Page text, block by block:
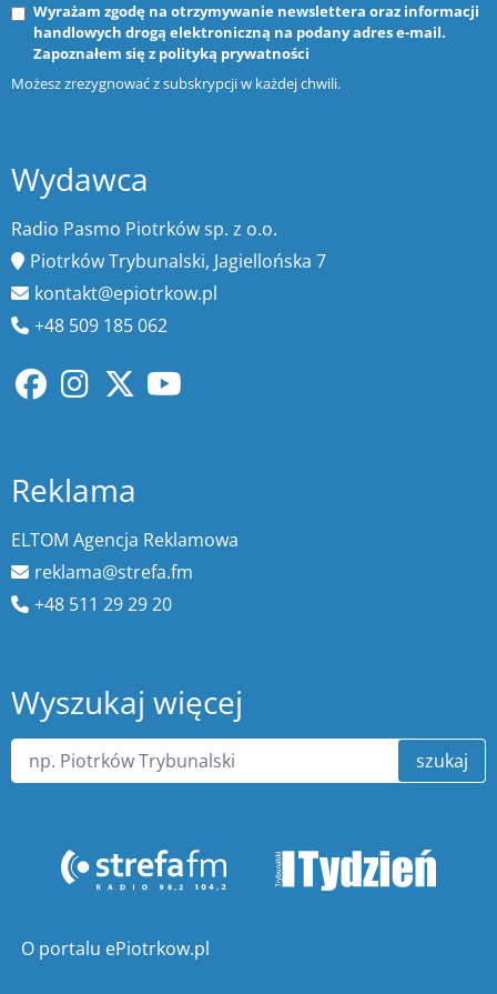
Wyrażam zgodę na otrzymywanie newslettera oraz informacji
handlowych drogą elektroniczną na podany adres e-mail.
Zapoznałem się z polityką prywatności
Możesz zrezygnować z subskrypcji w każdej chwili.
Wydawca
Radio Pasmo Piotrków sp. z o.o.
Piotrków Trybunalski, Jagiellońska 7
kontakt@epiotrkow.pl
+48 509 185 062
Reklama
ELTOM Agencja Reklamowa
reklama@strefa.fm
+48 511 29 29 20
Wyszukaj więcej
szukaj
O portalu ePiotrkow.pl